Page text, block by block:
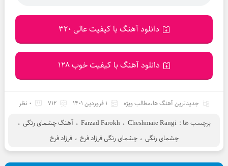
دانلود آهنگ با کیفیت عالی 320
دانلود آهنگ با کیفیت خوب 128
جدیدترین آهنگ ها،مطالب ویژه 1 فروردین 1401 712 0 نظر
برچسب ها : Cheshmaie Rangi ، Farzad Farokh ، آهنگ چشمای رنگی ،
چشمای رنگی ، چشمای رنگی فرزاد فرخ ، فرزاد فرخ